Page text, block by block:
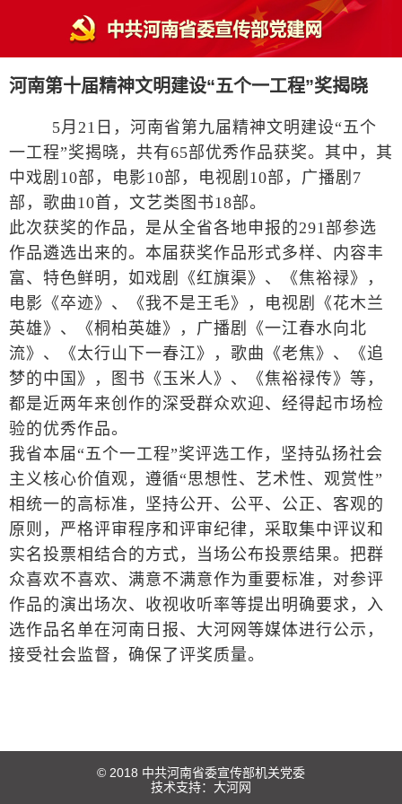
河南第十届精神文明建设“五个一工程”奖揭晓
5月21日，河南省第九届精神文明建设“五个
一工程”奖揭晓，共有65部优秀作品获奖。其中，其
中戏剧10部，电影10部，电视剧10部，广播剧7
部，歌曲10首，文艺类图书18部。
此次获奖的作品，是从全省各地申报的291部参选
作品遴选出来的。本届获奖作品形式多样、内容丰
富、特色鲜明，如戏剧《红旗渠》、《焦裕禄》，
电影《卒迹》、《我不是王毛》，电视剧《花木兰
英雄》、《桐柏英雄》，广播剧《一江春水向北
流》、《太行山下一春江》，歌曲《老焦》、《追
梦的中国》，图书《玉米人》、《焦裕禄传》等，
都是近两年来创作的深受群众欢迎、经得起市场检
验的优秀作品。
我省本届“五个一工程”奖评选工作，坚持弘扬社会
主义核心价值观，遵循“思想性、艺术性、观赏性”
相统一的高标准，坚持公开、公平、公正、客观的
原则，严格评审程序和评审纪律，采取集中评议和
实名投票相结合的方式，当场公布投票结果。把群
众喜欢不喜欢、满意不满意作为重要标准，对参评
作品的演出场次、收视收听率等提出明确要求，入
选作品名单在河南日报、大河网等媒体进行公示，
接受社会监督，确保了评奖质量。
© 2018 中共河南省委宣传部机关党委
技术支持： 大河网